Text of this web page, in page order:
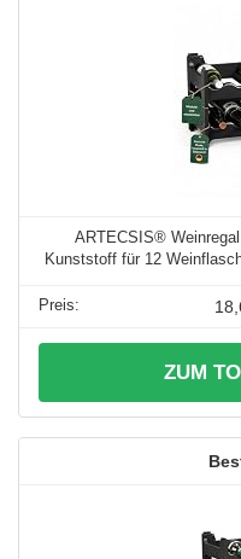
ARTECSIS®
Kunststoff für 12
ZUM